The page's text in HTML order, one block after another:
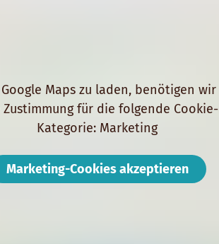
Google Maps zu laden, benötigen wir
Zustimmung für die folgende Cookie-
Kategorie: Marketing
Marketing-Cookies akzeptieren